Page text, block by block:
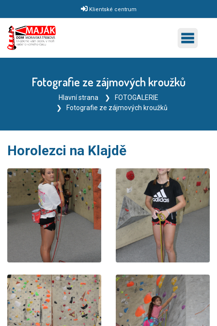
Klientské centrum
Fotografie ze zájmových kroužků
Hlavní strana
FOTOGALERIE
Fotografie ze zájmových kroužků
Horolezci na Klajdě